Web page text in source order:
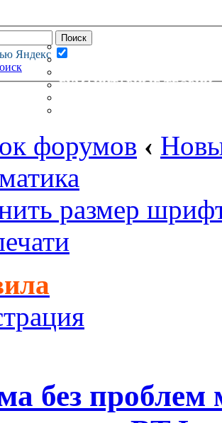
Яндекс
ФОРУМ
НОВЫЕ СООБЩЕНИЯ
НЕПРОЧИТАННЫЕ
ГУМАНИТАРНЫЕ ТЕОРИИ
форумов ‹
размер
без проблем